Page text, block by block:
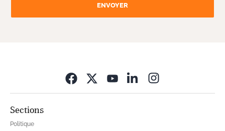
ENVOYER
Sections
Politique